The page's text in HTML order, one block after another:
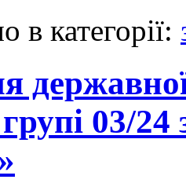
в категорії:
групі 03/